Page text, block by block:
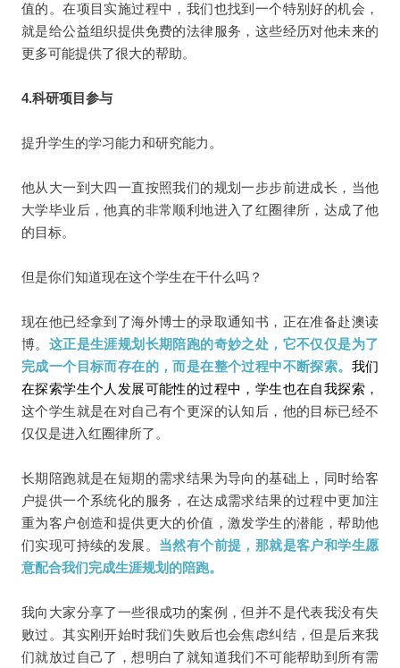
值的。在项目实施过程中，我们也找到一个特别好的机会，
就是给公益组织提供免费的法律服务，这些经历对他未来的
更多可能提供了很大的帮助。
4.科研项目参与
提升学生的学习能力和研究能力。
他从大一到大四一直按照我们的规划一步步前进成长，当他
大学毕业后，他真的非常顺利地进入了红圈律所，达成了他
的目标。
但是你们知道现在这个学生在干什么吗？
现在他已经拿到了海外博士的录取通知书，正在准备赴澳读
博。 这正是生涯规划长期陪跑的奇妙之处，它不仅仅是为了
完成一个目标而存在的，而是在整个过程中不断探索。 我们
在探索学生个人发展可能性的过程中，学生也在自我探索，
这个学生就是在对自己有个更深的认知后，他的目标已经不
仅仅是进入红圈律所了。
长期陪跑就是在短期的需求结果为导向的基础上，同时给客
户提供一个系统化的服务，在达成需求结果的过程中更加注
重为客户创造和提供更大的价值，激发学生的潜能，帮助他
们实现可持续的发展。 当然有个前提，那就是客户和学生愿
意配合我们完成生涯规划的陪跑。
我向大家分享了一些很成功的案例，但并不是代表我没有失
败过。其实刚开始时我们失败后也会焦虑纠结，但是后来我
们就放过自己了，想明白了就知道我们不可能帮助到所有需